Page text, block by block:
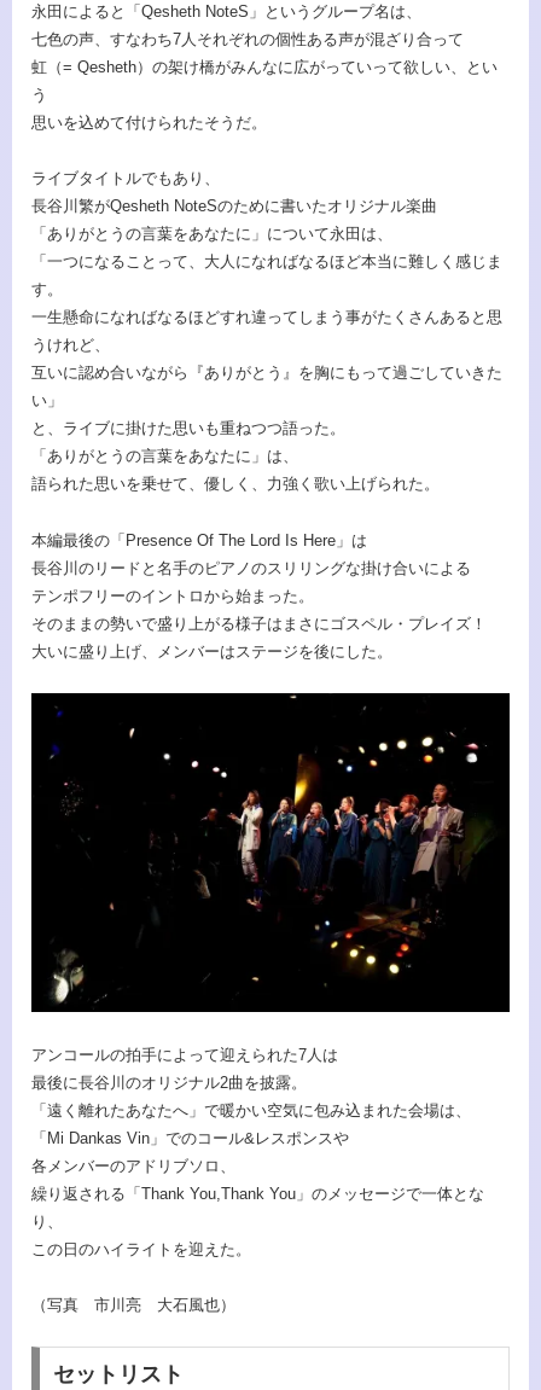
永田によると「Qesheth NoteS」というグループ名は、
七色の声、すなわち7人それぞれの個性ある声が混ざり合って
虹（= Qesheth）の架け橋がみんなに広がっていって欲しい、とい
う
思いを込めて付けられたそうだ。
ライブタイトルでもあり、
長谷川繁がQesheth NoteSのために書いたオリジナル楽曲
「ありがとうの言葉をあなたに」について永田は、
「一つになることって、大人になればなるほど本当に難しく感じま
す。
一生懸命になればなるほどすれ違ってしまう事がたくさんあると思
うけれど、
互いに認め合いながら『ありがとう』を胸にもって過ごしていきた
い」
と、ライブに掛けた思いも重ねつつ語った。
「ありがとうの言葉をあなたに」は、
語られた思いを乗せて、優しく、力強く歌い上げられた。
本編最後の「Presence Of The Lord Is Here」は
長谷川のリードと名手のピアノのスリリングな掛け合いによる
テンポフリーのイントロから始まった。
そのままの勢いで盛り上がる様子はまさにゴスペル・プレイズ！
大いに盛り上げ、メンバーはステージを後にした。
アンコールの拍手によって迎えられた7人は
最後に長谷川のオリジナル2曲を披露。
「遠く離れたあなたへ」で暖かい空気に包み込まれた会場は、
「Mi Dankas Vin」でのコール&レスポンスや
各メンバーのアドリブソロ、
繰り返される「Thank You,Thank You」のメッセージで一体とな
り、
この日のハイライトを迎えた。
（写真 市川亮 大石風也）
セットリスト